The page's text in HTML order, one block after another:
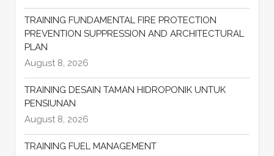
TRAINING FUNDAMENTAL FIRE PROTECTION
PREVENTION SUPPRESSION AND ARCHITECTURAL
PLAN
August 8, 2026
TRAINING DESAIN TAMAN HIDROPONIK UNTUK
PENSIUNAN
August 8, 2026
TRAINING FUEL MANAGEMENT